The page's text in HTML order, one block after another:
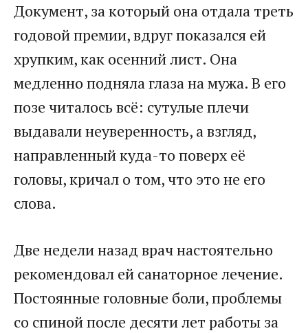
Документ, за который она отдала треть
годовой премии, вдруг показался ей
хрупким, как осенний лист. Она
медленно подняла глаза на мужа. В его
позе читалось всё: сутулые плечи
выдавали неуверенность, а взгляд,
направленный куда-то поверх её
головы, кричал о том, что это не его
слова.
Две недели назад врач настоятельно
рекомендовал ей санаторное лечение.
Постоянные головные боли, проблемы
со спиной после десяти лет работы за